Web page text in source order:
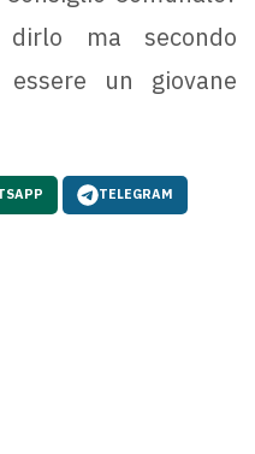
ma secondo
essere un giovane
TELEGRAM